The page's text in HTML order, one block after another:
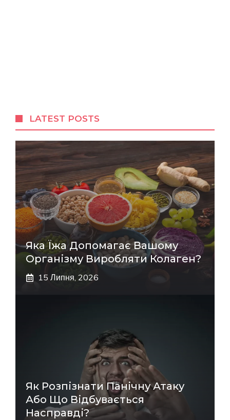
LATEST POSTS
Яка Їжа Допомагає Вашому
Організму Виробляти Колаген?
15 Липня, 2026
Як Розпізнати Панічну Атаку
Або Що Відбувається
Насправді?